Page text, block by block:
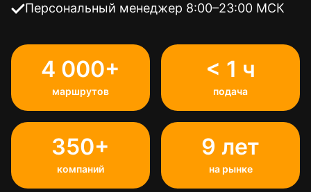
Персональный менеджер 8:00–23:00 МСК
4 000+
маршрутов
< 1 ч
подача
350+
компаний
9 лет
на рынке